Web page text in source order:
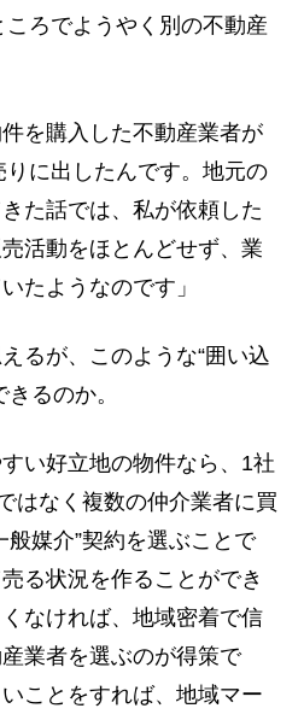
ろでようやく別の不動産
を購入した不動産業者が
に出したんです。地元の
た話では、私が依頼した
活動をほとんどせず、業
たようなのです」
るが、このような“囲い込
るのか。
い好立地の物件なら、1社
はなく複数の仲介業者に買
般媒介”契約を選ぶことで
る状況を作ることができ
なければ、地域密着で信
業者を選ぶのが得策で
ことをすれば、地域マー